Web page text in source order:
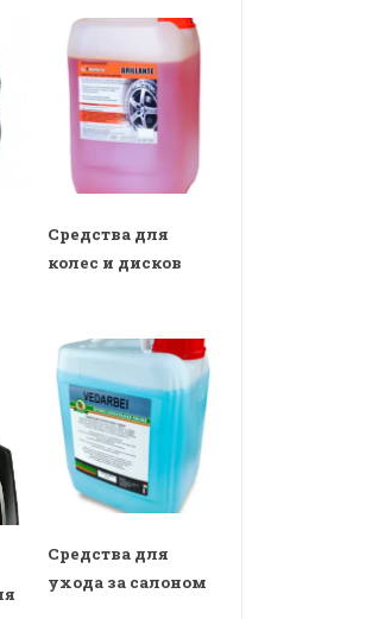
Средства для
колес и дисков
Средства для
ухода за салоном